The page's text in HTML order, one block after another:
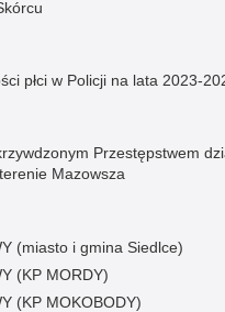
płci w Policji na lata 2023-
Przestępstwem
Mazowsza
(miasto i gmina Siedlce)
(KP MORDY)
(KP MOKOBODY)